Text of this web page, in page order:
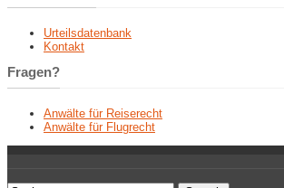
Urteilsdatenbank
Kontakt
Fragen?
Anwälte für Reiserecht
Anwälte für Flugrecht